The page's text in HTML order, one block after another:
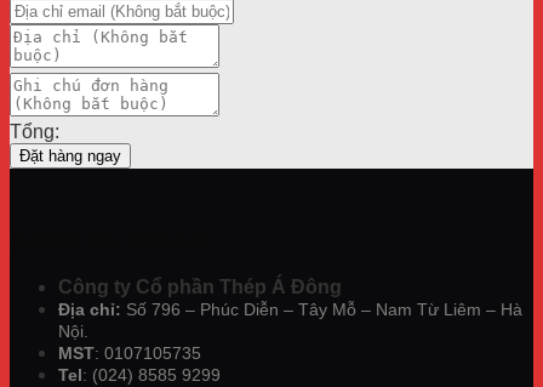
Tổng:
Đặt hàng ngay
Công ty Cổ phần Thép Á Đông
Địa chỉ: Số 796 – Phúc Diễn – Tây Mỗ – Nam Từ Liêm – Hà
Nội.
MST: 0107105735
Tel : (024) 8585 9299